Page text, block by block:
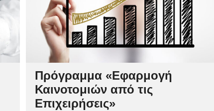
Πρόγραμμα «Εφαρμογή
Καινοτομιών από τις
Επιχειρήσεις»